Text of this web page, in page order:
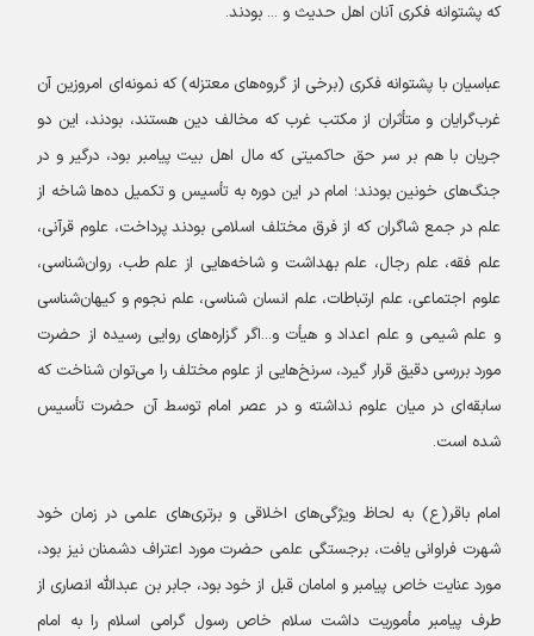
که پشتوانه فکری آنان اهل حدیث و ... بودند.
عباسیان با پشتوانه فکری (برخی از گروه‌های معتزله) که نمونه‌ای امروزین آن
غرب‌گرایان و متأثران از مکتب غرب که مخالف دین هستند، بودند، این دو
جریان با هم بر سر حق حاکمیتی که مال اهل بیت پیامبر بود، درگیر و در
جنگ‌های خونین بودند؛ امام در این دوره به تأسیس و تکمیل ده‌ها شاخه از
علم در جمع شاگران که از فرق مختلف اسلامی بودند پرداخت، علوم قرآنی،
علم فقه، علم رجال، علم بهداشت و شاخه‌هایی از علم طب، روان‌شناسی،
علوم اجتماعی، علم ارتباطات، علم انسان شناسی، علم نجوم و کیهان‌شناسی
و علم شیمی و علم اعداد و هیأت و...اگر گزاره‌های روایی رسیده از حضرت
مورد بررسی دقیق قرار گیرد، سرنخ‌هایی از علوم مختلف را می‌توان شناخت که
سابقه‌ای در میان علوم نداشته و در عصر امام توسط آن حضرت تأسیس
شده است.
امام باقر(ع) به لحاظ ویژگی‌های اخلاقی و برتری‌های علمی در زمان خود
شهرت فراوانی یافت، برجستگی علمی حضرت مورد اعتراف دشمنان نیز بود،
مورد عنایت خاص پیامبر و امامان قبل از خود بود، جابر بن عبدالله انصاری از
طرف پیامبر مأموریت داشت سلام خاص رسول گرامی اسلام را به امام